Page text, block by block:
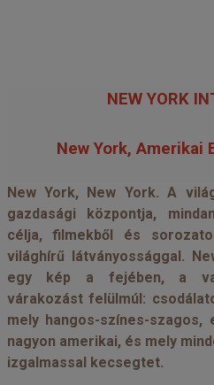
NEW YORK
New York, Amerikai
New York, New York. A
gazdasági központja,
célja, filmekből és
világhírű látványossággal.
egy kép a fejében, a
várakozást felülmúl:
mely hangos-színes-
nagyon amerikai, és mely
izgalmassal kecsegtet.